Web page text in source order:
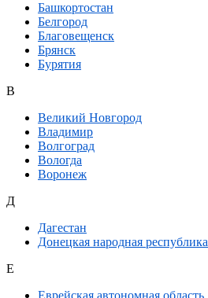
Башкортостан
Белгород
Благовещенск
Брянск
Бурятия
В
Великий Новгород
Владимир
Волгоград
Вологда
Воронеж
Д
Дагестан
Донецкая народная республика
Е